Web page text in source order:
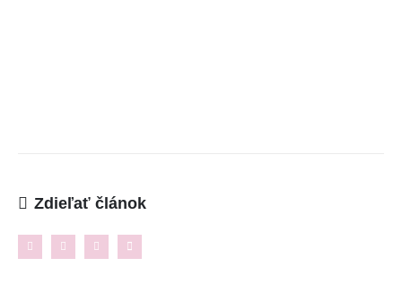
Zdieľať článok
Kontakt